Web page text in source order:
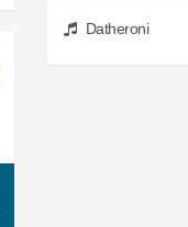
Datheroni